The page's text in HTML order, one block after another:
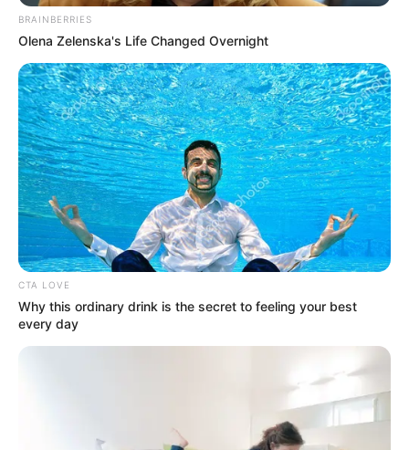
BRAINBERRIES
Olena Zelenska's Life Changed Overnight
CTA LOVE
Why this ordinary drink is the secret to feeling your best
every day